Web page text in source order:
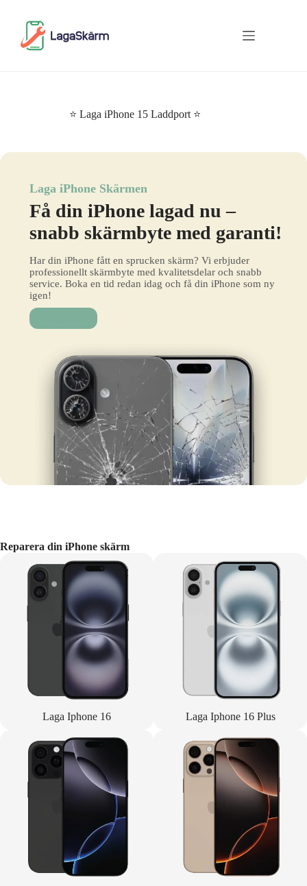
⭐ Laga iPhone 15 Laddport ⭐
Laga iPhone Skärmen
Få din iPhone lagad nu –
snabb skärmbyte med garanti!
Har din iPhone fått en sprucken skärm? Vi erbjuder
professionellt skärmbyte med kvalitetsdelar och snabb
service. Boka en tid redan idag och få din iPhone som ny
igen!
Reparera din iPhone skärm
Laga Iphone 16 Laga Iphone 16 Plus